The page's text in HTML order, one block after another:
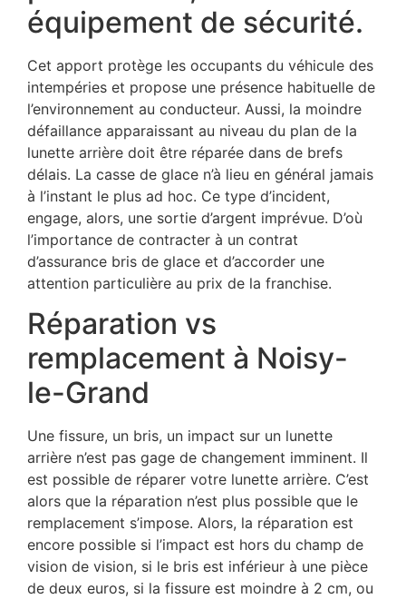
équipement de sécurité.
Cet apport protège les occupants du véhicule des
intempéries et propose une présence habituelle de
l’environnement au conducteur. Aussi, la moindre
défaillance apparaissant au niveau du plan de la
lunette arrière doit être réparée dans de brefs
délais. La casse de glace n’à lieu en général jamais
à l’instant le plus ad hoc. Ce type d’incident,
engage, alors, une sortie d’argent imprévue. D’où
l’importance de contracter à un contrat
d’assurance bris de glace et d’accorder une
attention particulière au prix de la franchise.
Réparation vs
remplacement à Noisy-
le-Grand
Une fissure, un bris, un impact sur un lunette
arrière n’est pas gage de changement imminent. Il
est possible de réparer votre lunette arrière. C’est
alors que la réparation n’est plus possible que le
remplacement s’impose. Alors, la réparation est
encore possible si l’impact est hors du champ de
vision de vision, si le bris est inférieur à une pièce
de deux euros, si la fissure est moindre à 2 cm, ou